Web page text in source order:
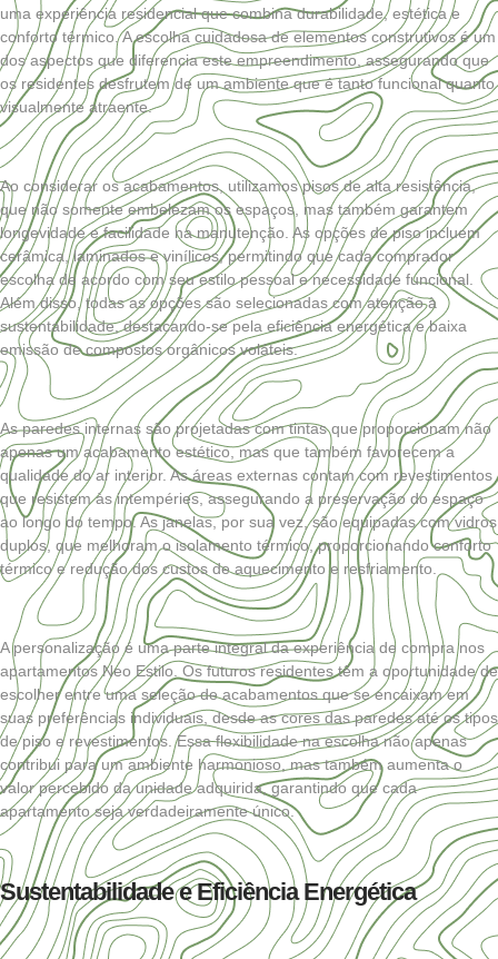
uma experiência residencial que combina durabilidade, estética e
conforto térmico. A escolha cuidadosa de elementos construtivos é um
dos aspectos que diferencia este empreendimento, assegurando que
os residentes desfrutem de um ambiente que é tanto funcional quanto
visualmente atraente.
Ao considerar os acabamentos, utilizamos pisos de alta resistência,
que não somente embelezam os espaços, mas também garantem
longevidade e facilidade na manutenção. As opções de piso incluem
cerâmica, laminados e vinílicos, permitindo que cada comprador
escolha de acordo com seu estilo pessoal e necessidade funcional.
Além disso, todas as opções são selecionadas com atenção à
sustentabilidade, destacando-se pela eficiência energética e baixa
emissão de compostos orgânicos voláteis.
As paredes internas são projetadas com tintas que proporcionam não
apenas um acabamento estético, mas que também favorecem a
qualidade do ar interior. As áreas externas contam com revestimentos
que resistem às intempéries, assegurando a preservação do espaço
ao longo do tempo. As janelas, por sua vez, são equipadas com vidros
duplos, que melhoram o isolamento térmico, proporcionando conforto
térmico e redução dos custos de aquecimento e resfriamento.
A personalização é uma parte integral da experiência de compra nos
apartamentos Neo Estilo. Os futuros residentes têm a oportunidade de
escolher entre uma seleção de acabamentos que se encaixam em
suas preferências individuais, desde as cores das paredes até os tipos
de piso e revestimentos. Essa flexibilidade na escolha não apenas
contribui para um ambiente harmonioso, mas também aumenta o
valor percebido da unidade adquirida, garantindo que cada
apartamento seja verdadeiramente único.
Sustentabilidade e Eficiência Energética